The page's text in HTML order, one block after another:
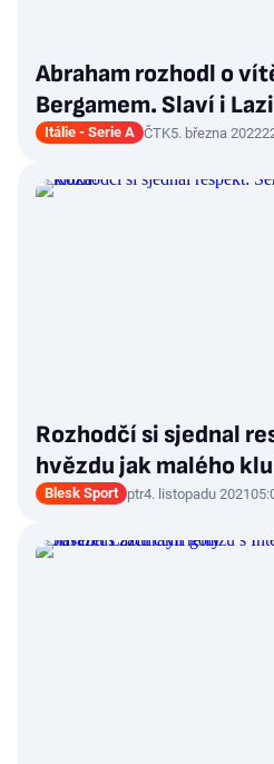
Abraham rozhodl o
Bergamem. Slaví i
Itálie - Serie A ČTK5. března 2022
Rozhodčí si sjednal
hvězdu jak malého
Blesk Sport ptr4. listopadu 2021